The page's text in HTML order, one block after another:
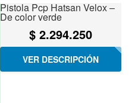
Pistola Pcp Hatsan Velox –
De color verde
$2.294.250
VER DESCRIPCIÓN